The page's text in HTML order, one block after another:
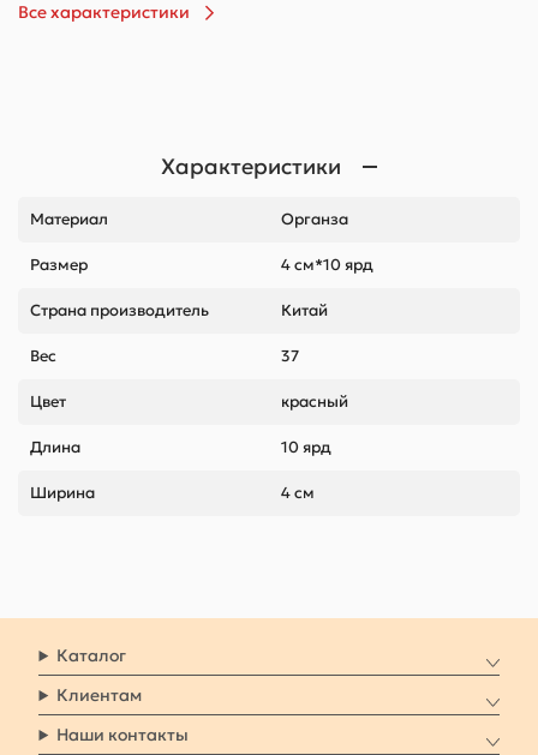
Все характеристики
Характеристики
Материал Органза
Размер 4 см*10 ярд
Страна производитель Китай
Вес 37
Цвет красный
Длина 10 ярд
Ширина 4 см
Каталог
Клиентам
Наши контакты